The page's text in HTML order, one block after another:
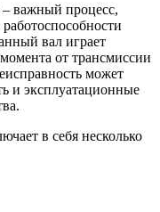
– важный процесс,
вал играет
от трансмиссии
может
и эксплуатационные
в себя несколько